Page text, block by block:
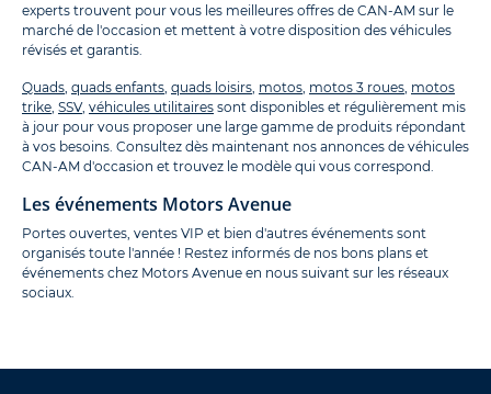
experts trouvent pour vous les meilleures offres de CAN-AM sur le
marché de l'occasion et mettent à votre disposition des véhicules
révisés et garantis.
Quads quads enfants quads loisirs motos motos 3 roues motos
trike SSV, véhicules utilitaires sont disponibles et régulièrement mis
à jour pour vous proposer une large gamme de produits répondant
à vos besoins. Consultez dès maintenant nos annonces de véhicules
CAN-AM d'occasion et trouvez le modèle qui vous correspond.
Les événements Motors Avenue
Portes ouvertes, ventes VIP et bien d'autres événements sont
organisés toute l'année ! Restez informés de nos bons plans et
événements chez Motors Avenue en nous suivant sur les réseaux
sociaux.